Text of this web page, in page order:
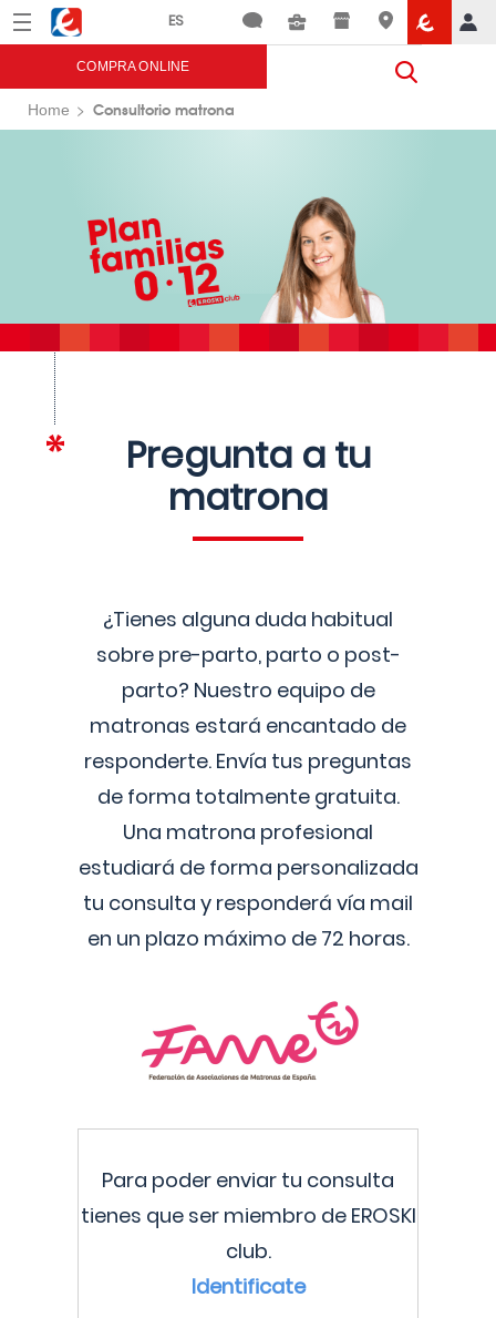
Menú Eroski
COMPRA ONLINE
Home Consultorio matrona
Pregunta a tu
matrona
¿Tienes alguna duda habitual
sobre pre-parto, parto o post-
parto? Nuestro equipo de
matronas estará encantado de
responderte. Envía tus preguntas
de forma totalmente gratuita.
Una matrona profesional
estudiará de forma personalizada
tu consulta y responderá vía mail
en un plazo máximo de 72 horas.
Para poder enviar tu consulta
tienes que ser miembro de EROSKI
club.
Identificate